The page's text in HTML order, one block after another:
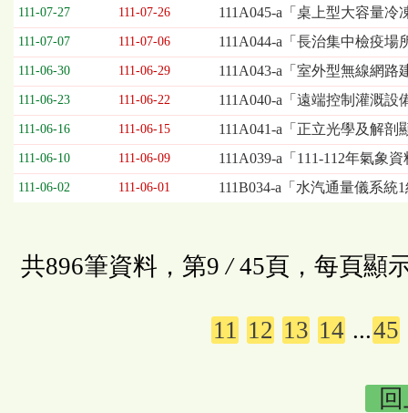
告
事
項
111-07-27 111-07-26 111A045-a「桌上型大容量冷
111-07-07 111-07-06 111A044-a「長治集中檢疫
111-06-30 111-06-29 111A043-a「室外型無線網路
111-06-23 111-06-22 111A040-a「遠端控制灌溉設
111-06-16 111-06-15 111A041-a「正立光學及解
111-06-10 111-06-09 111A039-a「111-112年氣象
111-06-02 111-06-01 111B034-a「水汽通量儀系統
共896筆資料，第9 /45頁，每頁顯
11 12 13 14 ...45